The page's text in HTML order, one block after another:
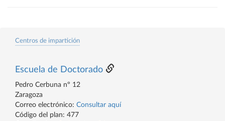
Centros de impartición
Escuela de Doctorado
Pedro Cerbuna nº 12
Zaragoza
Correo electrónico: Consultar aquí
Código del plan: 477